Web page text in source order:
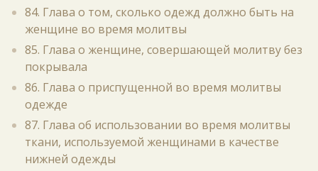
84. Глава о том, сколько одежд должно быть на
женщине во время молитвы
85. Глава о женщине, совершающей молитву без
покрывала
86. Глава о приспущенной во время молитвы
одежде
87. Глава об использовании во время молитвы
ткани, используемой женщинами в качестве
нижней одежды